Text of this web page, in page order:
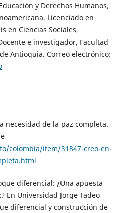
y Derechos Humanos,
Licenciado en
en Ciencias Sociales,
e investigador, Facultad
Antioquia. Correo electrónico:
necesidad de la paz completa.
colombia/item/31847-creo-en-
diferencial: ¿Una apuesta
En Universidad Jorge Tadeo
diferencial y construcción de